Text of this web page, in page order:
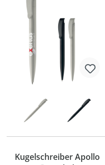
Kugelschreiber Apollo